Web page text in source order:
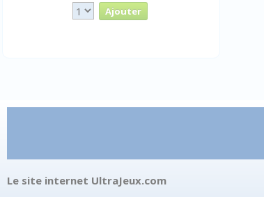
Le site internet UltraJeux.com